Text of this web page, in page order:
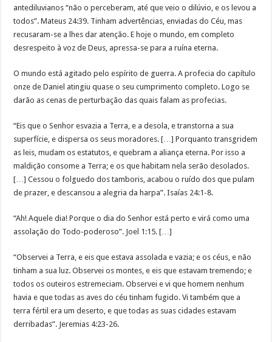
antediluvianos “não o perceberam, até que veio o dilúvio, e os levou a
todos”. Mateus 24:39. Tinham advertências, enviadas do Céu, mas
recusaram-se a lhes dar atenção. E hoje o mundo, em completo
desrespeito à voz de Deus, apressa-se para a ruína eterna.
O mundo está agitado pelo espírito de guerra. A profecia do capítulo
onze de Daniel atingiu quase o seu cumprimento completo. Logo se
darão as cenas de perturbação das quais falam as profecias.
“Eis que o Senhor esvazia a Terra, e a desola, e transtorna a sua
superfície, e dispersa os seus moradores. […] Porquanto transgridem
as leis, mudam os estatutos, e quebram a aliança eterna. Por isso a
maldição consome a Terra; e os que habitam nela serão desolados.
[…] Cessou o folguedo dos tamboris, acabou o ruído dos que pulam
de prazer, e descansou a alegria da harpa”. Isaías 24:1-8.
“Ah! Aquele dia! Porque o dia do Senhor está perto e virá como uma
assolação do Todo-poderoso”. Joel 1:15. […]
“Observei a Terra, e eis que estava assolada e vazia; e os céus, e não
tinham a sua luz. Observei os montes, e eis que estavam tremendo; e
todos os outeiros estremeciam. Observei e vi que homem nenhum
havia e que todas as aves do céu tinham fugido. Vi também que a
terra fértil era um deserto, e que todas as suas cidades estavam
derribadas”. Jeremias 4:23-26.